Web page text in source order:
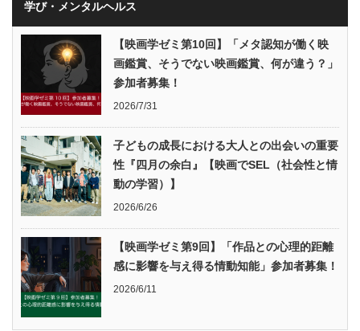
学び・メンタルヘルス
【映画学ゼミ第10回】「メタ認知が働く映
画鑑賞、そうでない映画鑑賞、何が違う？」
参加者募集！
2026/7/31
子どもの成長における大人との出会いの重要
性『四月の余白』【映画でSEL（社会性と情
動の学習）】
2026/6/26
【映画学ゼミ第9回】「作品との心理的距離
感に影響を与え得る情動知能」参加者募集！
2026/6/11